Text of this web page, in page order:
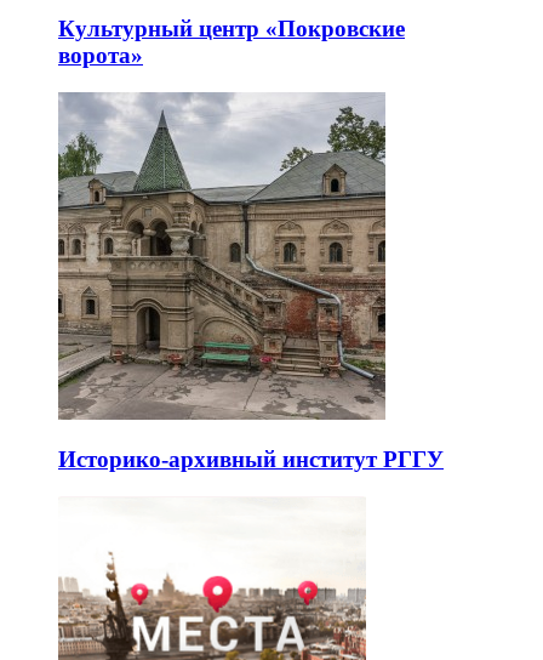
Культурный центр «Покровские
ворота»
Историко-архивный институт РГГУ